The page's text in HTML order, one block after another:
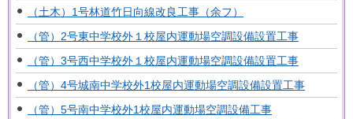
（土木）1号林道竹日向線改良工事（余フ）
（管）2号東中学校外１校屋内運動場空調設備設置工事
（管）3号西中学校外１校屋内運動場空調設備設置工事
（管）4号城南中学校外1校屋内運動場空調設備設置工事
（管）5号南中学校外1校屋内運動場空調設備工事